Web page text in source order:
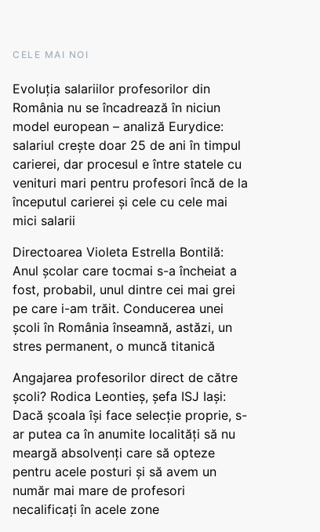
CELE MAI NOI
Evoluția salariilor profesorilor din
România nu se încadrează în niciun
model european – analiză Eurydice:
salariul crește doar 25 de ani în timpul
carierei, dar procesul e între statele cu
venituri mari pentru profesori încă de la
începutul carierei și cele cu cele mai
mici salarii
Directoarea Violeta Estrella Bontilă:
Anul școlar care tocmai s-a încheiat a
fost, probabil, unul dintre cei mai grei
pe care i-am trăit. Conducerea unei
școli în România înseamnă, astăzi, un
stres permanent, o muncă titanică
Angajarea profesorilor direct de către
școli? Rodica Leontieș, șefa ISJ Iași:
Dacă școala își face selecție proprie, s-
ar putea ca în anumite localități să nu
meargă absolvenți care să opteze
pentru acele posturi și să avem un
număr mai mare de profesori
necalificați în acele zone